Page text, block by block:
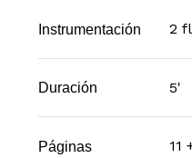
Instrumentación 2
Duración 5'
Páginas 11